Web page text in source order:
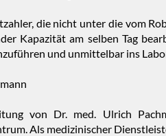
die nicht unter die vom
Kapazität am selben Tag
und unmittelbar ins
von Dr. med. Ulrich
Als medizinischer